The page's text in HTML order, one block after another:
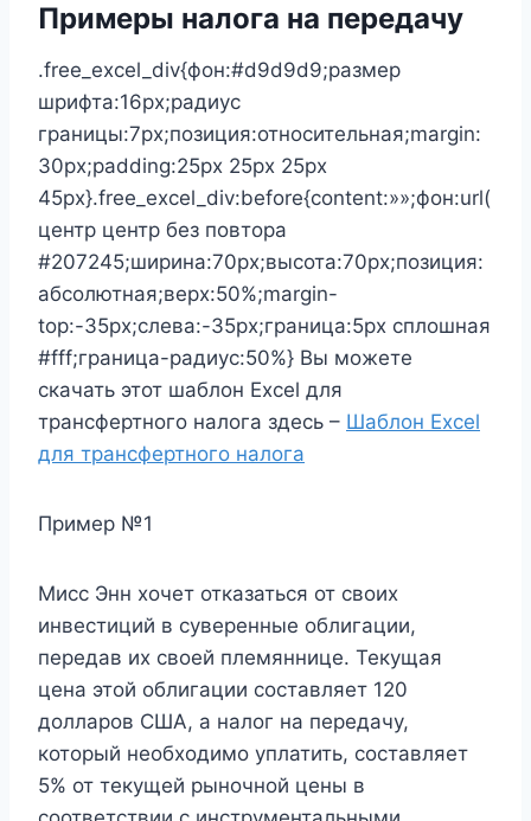
Примеры налога на передачу
.free_excel_div{фон:#d9d9d9;размер
шрифта:16px;радиус
границы:7px;позиция:относительная;margin:
30px;padding:25px 25px 25px
45px}.free_excel_div:before{content:»»;фон:url(
центр центр без повтора
#207245;ширина:70px;высота:70px;позиция:
абсолютная;верх:50%;margin-
top:-35px;слева:-35px;граница:5px сплошная
#fff;граница-радиус:50%} Вы можете
скачать этот шаблон Excel для
трансфертного налога здесь – Шаблон Excel
для трансфертного налога
Пример №1
Мисс Энн хочет отказаться от своих
инвестиций в суверенные облигации,
передав их своей племяннице. Текущая
цена этой облигации составляет 120
долларов США, а налог на передачу,
который необходимо уплатить, составляет
5% от текущей рыночной цены в